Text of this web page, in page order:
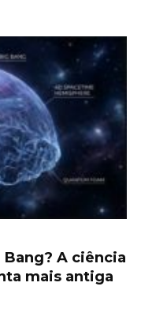
A ciência
mais antiga